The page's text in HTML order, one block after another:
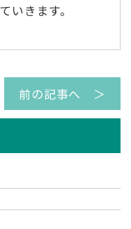
いきます。
前の記事へ ＞